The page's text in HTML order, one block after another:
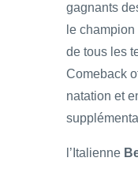
gagnants
le
de tous les
Comeback
natation et
l’Italienne